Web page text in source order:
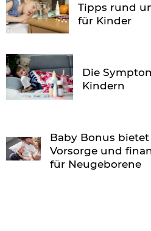
Tipps rund
für Kinder
Die
Kindern
Baby Bonus
Vorsorge und
für Neugeborene